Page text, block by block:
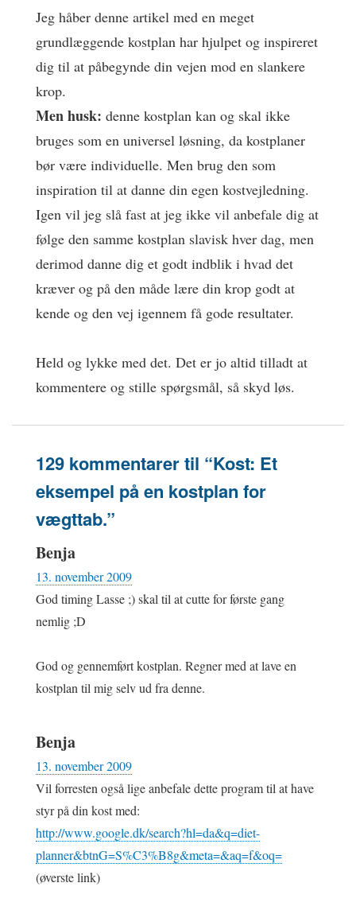
Jeg håber denne artikel med en meget
grundlæggende kostplan har hjulpet og inspireret
dig til at påbegynde din vejen mod en slankere
krop.
Men husk: denne kostplan kan og skal ikke
bruges som en universel løsning, da kostplaner
bør være individuelle. Men brug den som
inspiration til at danne din egen kostvejledning.
Igen vil jeg slå fast at jeg ikke vil anbefale dig at
følge den samme kostplan slavisk hver dag, men
derimod danne dig et godt indblik i hvad det
kræver og på den måde lære din krop godt at
kende og den vej igennem få gode resultater.
Held og lykke med det. Det er jo altid tilladt at
kommentere og stille spørgsmål, så skyd løs.
129 kommentarer til “Kost: Et
eksempel på en kostplan for
vægttab.”
Benja
13. november 2009
God timing Lasse ;) skal til at cutte for første gang
nemlig ;D
God og gennemført kostplan. Regner med at lave en
kostplan til mig selv ud fra denne.
Benja
13. november 2009
Vil forresten også lige anbefale dette program til at have
styr på din kost med:
http://www.google.dk/search?hl=da&q=diet-
planner&btnG=S%C3%B8g&meta=&aq=f&oq=
(øverste link)